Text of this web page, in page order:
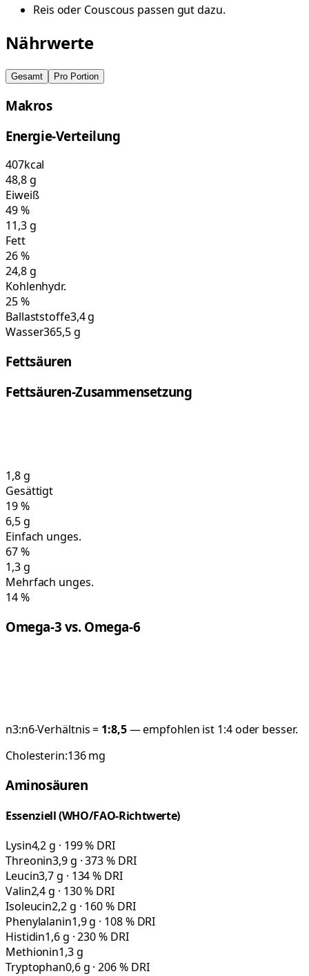
Reis oder Couscous passen gut dazu.
Nährwerte
Gesamt Pro Portion
Makros
Energie-Verteilung
407kcal
48,8g
Eiweiß
49%
11,3g
Fett
26%
24,8g
Kohlenhydr.
25%
Ballaststoffe3,4 g
Wasser365,5 g
Fettsäuren
Fettsäuren-Zusammensetzung
1,8g
Gesättigt
19%
6,5g
Einfach unges.
67%
1,3g
Mehrfach unges.
14%
Omega-3 vs. Omega-6
n3:n6-Verhältnis = 1:8,5— empfohlen ist 1:4 oder besser.
Cholesterin:136mg
Aminosäuren
Essenziell (WHO/FAO-Richtwerte)
Lysin4,2 g · 199 % DRI
Threonin3,9 g · 373 % DRI
Leucin3,7 g · 134 % DRI
Valin2,4 g · 130 % DRI
Isoleucin2,2 g · 160 % DRI
Phenylalanin1,9 g · 108 % DRI
Histidin1,6 g · 230 % DRI
Methionin1,3 g
Tryptophan0,6 g · 206 % DRI